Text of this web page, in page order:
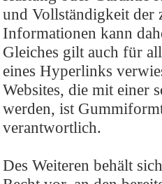
und Vollständigkeit der
Informationen kann
Gleiches gilt auch für
eines Hyperlinks
Websites, die mit einer
werden, ist
verantwortlich.
Des Weiteren behält